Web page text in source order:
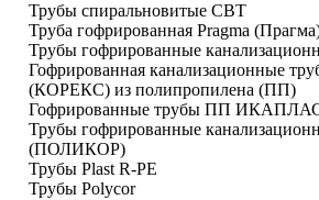
Трубы спиральновитые СВТ
Труба гофрированная Pragma
Трубы гофрированные
Гофрированная канализационные
(КОРЕКС) из полипропилена (ПП)
Гофрированные трубы ПП
Трубы гофрированные
(ПОЛИКОР)
Трубы Plast R-PE
Трубы Polycor